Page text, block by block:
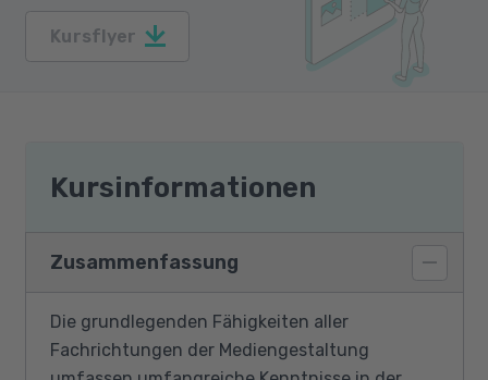
Kursflyer
Kursinformationen
Zusammenfassung
Die grundlegenden Fähigkeiten aller
Fachrichtungen der Mediengestaltung